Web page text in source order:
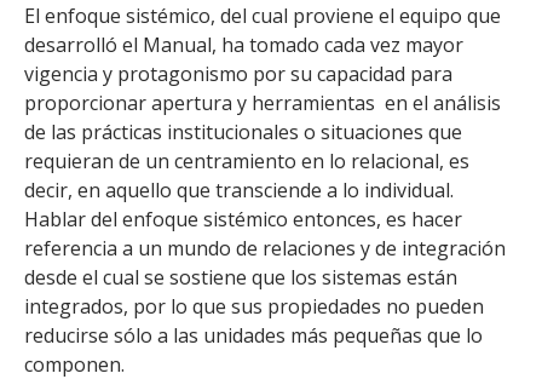
El enfoque sistémico, del cual proviene el equipo que
desarrolló el Manual, ha tomado cada vez mayor
vigencia y protagonismo por su capacidad para
proporcionar apertura y herramientas en el análisis
de las prácticas institucionales o situaciones que
requieran de un centramiento en lo relacional, es
decir, en aquello que transciende a lo individual.
Hablar del enfoque sistémico entonces, es hacer
referencia a un mundo de relaciones y de integración
desde el cual se sostiene que los sistemas están
integrados, por lo que sus propiedades no pueden
reducirse sólo a las unidades más pequeñas que lo
componen.